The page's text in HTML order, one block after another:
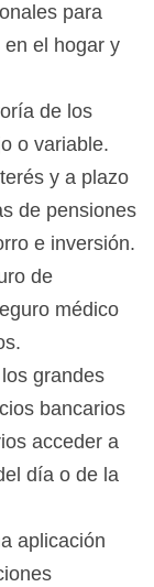
para
el hogar y
de los
o variable.
y a plazo
de pensiones
e inversión.
de
médico
grandes
bancarios
acceder a
día o de la
aplicación